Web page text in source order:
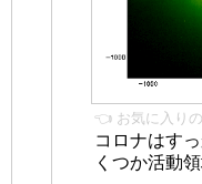
👈 お気に入り
コロナはす
くつか活動